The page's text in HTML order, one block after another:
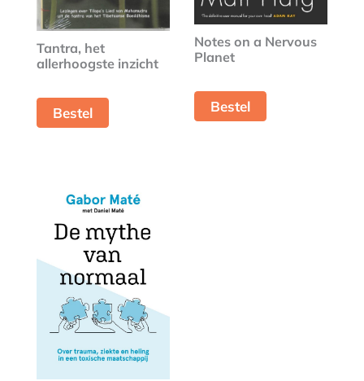
Tantra, het
allerhoogste inzicht
Bestel
Notes on a Nervous
Planet
Bestel